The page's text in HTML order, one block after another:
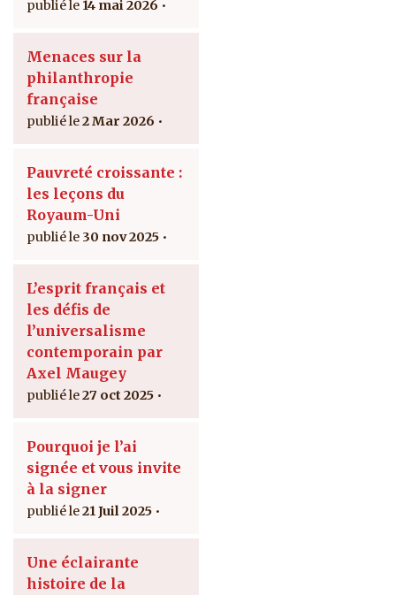
14 mai 2026
Menaces sur la
philanthropie
française
2 Mar 2026
Pauvreté croissante :
les leçons du
Royaum-Uni
30 nov 2025
L’esprit français et
les défis de
l’universalisme
contemporain par
Axel Maugey
27 oct 2025
Pourquoi je l’ai
signée et vous invite
à la signer
21 Juil 2025
Une éclairante
histoire de la